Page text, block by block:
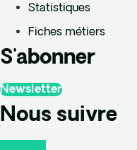
Statistiques
Fiches métiers
S'abonner
Newsletter
Nous suivre